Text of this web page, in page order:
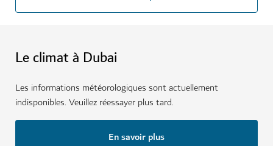
Le climat à Dubai
Les informations météorologiques sont actuellement
indisponibles. Veuillez réessayer plus tard.
En savoir plus